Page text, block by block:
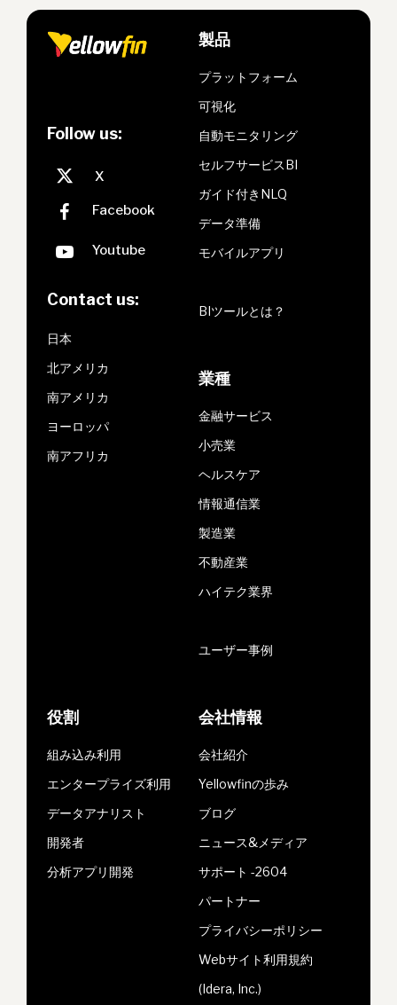
Follow us:
Contact us:
日本
北アメリカ
南アメリカ
ヨーロッパ
南アフリカ
製品
プラットフォーム
可視化
自動モニタリング
セルフサービスBI
ガイド付きNLQ
データ準備
モバイルアプリ
BIツールとは？
業種
金融サービス
小売業
ヘルスケア
情報通信業
製造業
不動産業
ハイテク業界
ユーザー事例
役割
組み込み利用
エンタープライズ利用
データアナリスト
開発者
分析アプリ開発
会社情報
会社紹介
Yellowfinの歩み
ブログ
ニュース&メディア
サポート -2604
パートナー
プライバシーポリシー
Webサイト利用規約
(Idera, Inc.)